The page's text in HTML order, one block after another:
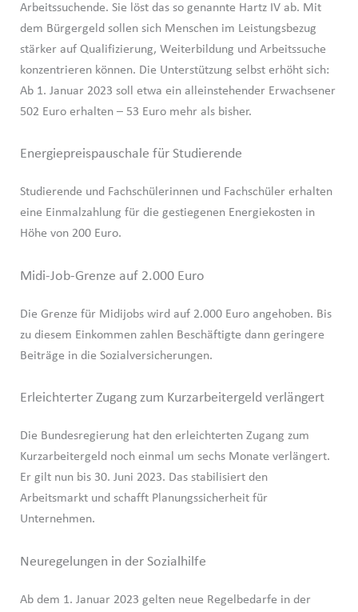
Arbeitssuchende. Sie löst das so genannte Hartz IV ab. Mit
dem Bürgergeld sollen sich Menschen im Leistungsbezug
stärker auf Qualifizierung, Weiterbildung und Arbeitssuche
konzentrieren können. Die Unterstützung selbst erhöht sich:
Ab 1. Januar 2023 soll etwa ein alleinstehender Erwachsener
502 Euro erhalten – 53 Euro mehr als bisher.
Energiepreispauschale für Studierende
Studierende und Fachschülerinnen und Fachschüler erhalten
eine Einmalzahlung für die gestiegenen Energiekosten in
Höhe von 200 Euro.
Midi-Job-Grenze auf 2.000 Euro
Die Grenze für Midijobs wird auf 2.000 Euro angehoben. Bis
zu diesem Einkommen zahlen Beschäftigte dann geringere
Beiträge in die Sozialversicherungen.
Erleichterter Zugang zum Kurzarbeitergeld verlängert
Die Bundesregierung hat den erleichterten Zugang zum
Kurzarbeitergeld noch einmal um sechs Monate verlängert.
Er gilt nun bis 30. Juni 2023. Das stabilisiert den
Arbeitsmarkt und schafft Planungssicherheit für
Unternehmen.
Neuregelungen in der Sozialhilfe
Ab dem 1. Januar 2023 gelten neue Regelbedarfe in der